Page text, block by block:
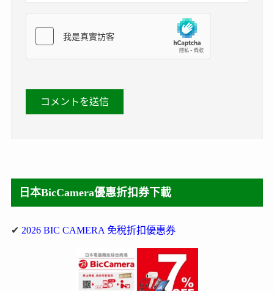
日本BicCamera優惠折扣券下載
✔ 2026 BIC CAMERA 免稅折扣優惠券